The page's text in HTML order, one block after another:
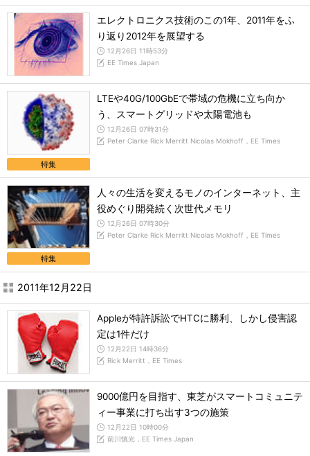
エレクトロニクス技術のこの1年、2011年をふ
り返り2012年を展望する
12月26日 11時53分
EE Times Japan
特集
LTEや40G/100GbEで帯域の危機に立ち向か
う、スマートグリッドや太陽電池も
12月26日 07時31分
Peter Clarke Rick Merritt Nicolas Mokhoff，EE Times
特集
人々の生活を変えるモノのインターネット、主
役めぐり開発続く次世代メモリ
12月26日 07時30分
Peter Clarke Rick Merritt Nicolas Mokhoff，EE Times
2011年12月22日
Appleが特許訴訟でHTCに勝利、しかし侵害認
定は1件だけ
12月22日 14時36分
Rick Merritt，EE Times
9000億円を目指す、東芝がスマートコミュニテ
ィー事業に打ち出す3つの施策
12月22日 10時00分
前川慎光，EE Times Japan